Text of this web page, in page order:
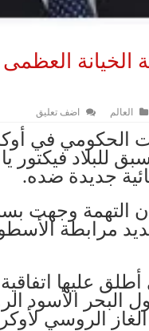
الخيانة
العالم اضف تعليق
الحكومي في
للبلاد فيكتور
جديدة ضده.
التهمة وجهت
مرابطة
أطلق عليها
الروسي لأوكرانيا